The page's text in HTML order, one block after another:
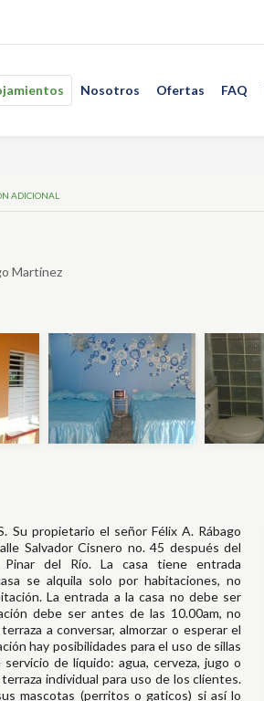
Nosotros Ofertas FAQ
ADICIONAL
Martínez
Su propietario el señor Félix A. Rábago
Salvador Cisnero no. 45 después del
Pinar del Río. La casa tiene entrada
se alquila solo por habitaciones, no
La entrada a la casa no debe ser
debe ser antes de las 10.00am, no
a conversar, almorzar o esperar el
hay posibilidades para el uso de sillas
de líquido: agua, cerveza, jugo o
individual para uso de los clientes.
mascotas (perritos o gaticos) si así lo